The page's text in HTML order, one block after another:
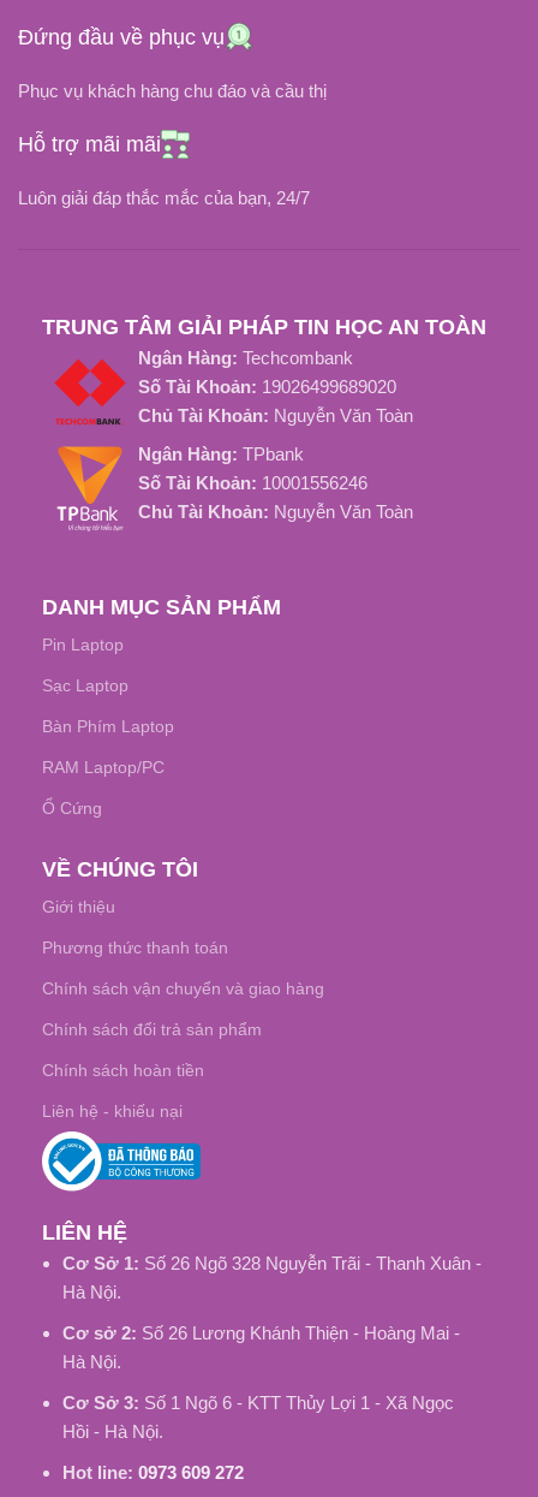
NHIỆT ĐỘ HOẠT ĐỘNG
0độ C đến 60độ C
Từ 2 Đến 3 Tiếng
TUỔI THỌ PIN
Khoảng 500 Chu Kỳ Sạc
-20 độ C đến 80 độ C
Khoảng 1000 Chu kỳ sạc
Đứng đầu về phục vụ
Phục vụ khách hàng chu đáo và cầu thị
Hỗ trợ mãi mãi
Luôn giải đáp thắc mắc của bạn, 24/7
TRUNG TÂM GIẢI PHÁP TIN HỌC AN TOÀN
Ngân Hàng: Techcombank
Số Tài Khoản: 19026499689020
Chủ Tài Khoản: Nguyễn Văn Toàn
Ngân Hàng: TPbank
Số Tài Khoản: 10001556246
Chủ Tài Khoản: Nguyễn Văn Toàn
DANH MỤC SẢN PHẨM
Pin Laptop
Sạc Laptop
Bàn Phím Laptop
RAM Laptop/PC
Ổ Cứng
VỀ CHÚNG TÔI
Giới thiệu
Phương thức thanh toán
Chính sách vận chuyển và giao hàng
Chính sách đổi trả sản phẩm
Chính sách hoàn tiền
Liên hệ - khiếu nại
LIÊN HỆ
Cơ Sở 1: Số 26 Ngõ 328 Nguyễn Trãi - Thanh Xuân -
Hà Nội.
Cơ sở 2: Số 26 Lương Khánh Thiện - Hoàng Mai -
Hà Nội.
Cơ Sở 3: Số 1 Ngõ 6 - KTT Thủy Lợi 1 - Xã Ngọc
Hồi - Hà Nội.
Hot line: 0973 609 272